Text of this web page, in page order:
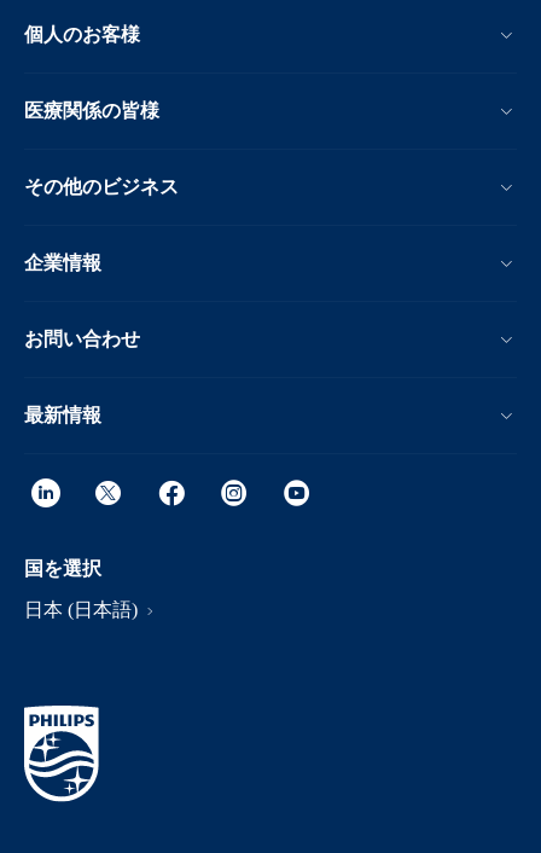
個人のお客様
医療関係の皆様
その他のビジネス
企業情報
お問い合わせ
最新情報
国を選択
日本 (日本語)